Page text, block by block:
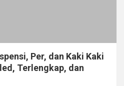
Per, dan Kaki Kaki
Terlengkap, dan